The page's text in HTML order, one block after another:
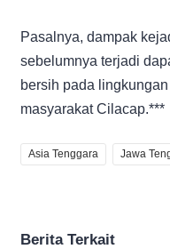
Pasalnya, dampak
sebelumnya terjadi
bersih pada
masyarakat Cilacap.***
Asia Tenggara Jawa
Berita Terkait